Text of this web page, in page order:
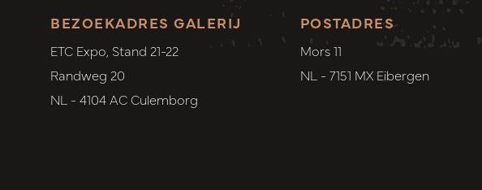
POSTADRES
Mors 11
NL - 7151 MX Eibergen
BEZOEKADRES GALERIJ
ETC Expo, Stand 21-22
Randweg 20
NL - 4104 AC Culemborg